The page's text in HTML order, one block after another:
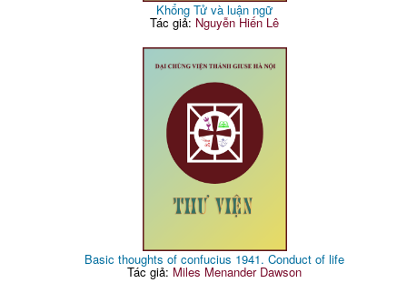
Khổng Tử và luận ngữ
Tác giả: Nguyễn Hiến Lê
Basic thoughts of confucius 1941. Conduct of life
Tác giả: Miles Menander Dawson